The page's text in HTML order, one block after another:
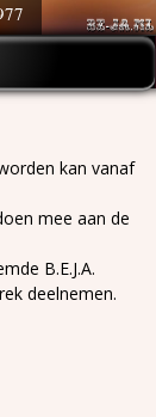
kan vanaf
mee aan de
B.E.J.A.
deelnemen.